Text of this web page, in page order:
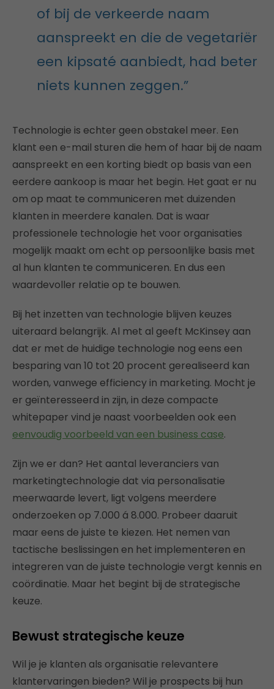
of bij de verkeerde naam
aanspreekt en die de vegetariër
een kipsaté aanbiedt, had beter
niets kunnen zeggen.”
Technologie is echter geen obstakel meer. Een
klant een e-mail sturen die hem of haar bij de naam
aanspreekt en een korting biedt op basis van een
eerdere aankoop is maar het begin. Het gaat er nu
om op maat te communiceren met duizenden
klanten in meerdere kanalen. Dat is waar
professionele technologie het voor organisaties
mogelijk maakt om echt op persoonlijke basis met
al hun klanten te communiceren. En dus een
waardevoller relatie op te bouwen.
Bij het inzetten van technologie blijven keuzes
uiteraard belangrijk. Al met al geeft McKinsey aan
dat er met de huidige technologie nog eens een
besparing van 10 tot 20 procent gerealiseerd kan
worden, vanwege efficiency in marketing. Mocht je
er geïnteresseerd in zijn, in deze compacte
whitepaper vind je naast voorbeelden ook een
eenvoudig voorbeeld van een business case.
Zijn we er dan? Het aantal leveranciers van
marketingtechnologie dat via personalisatie
meerwaarde levert, ligt volgens meerdere
onderzoeken op 7.000 á 8.000. Probeer daaruit
maar eens de juiste te kiezen. Het nemen van
tactische beslissingen en het implementeren en
integreren van de juiste technologie vergt kennis en
coördinatie. Maar het begint bij de strategische
keuze.
Bewust strategische keuze
Wil je je klanten als organisatie relevantere
klantervaringen bieden? Wil je prospects bij hun